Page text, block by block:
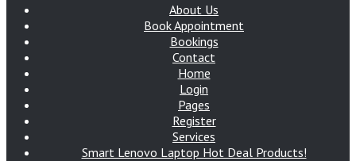
About Us
Book Appointment
Bookings
Contact
Home
Login
Pages
Register
Services
Smart Lenovo Laptop Hot Deal Products!